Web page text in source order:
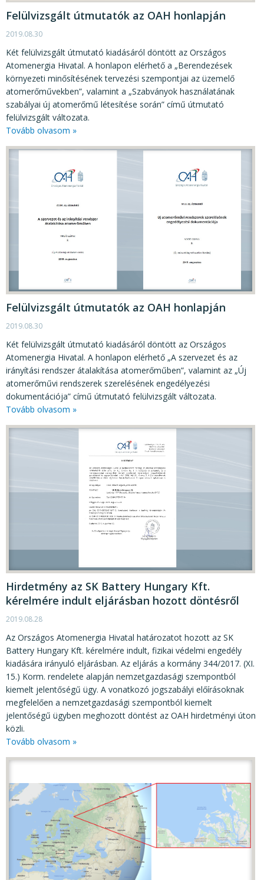
Felülvizsgált útmutatók az OAH honlapján
2019.08.30
Két felülvizsgált útmutató kiadásáról döntött az Országos
Atomenergia Hivatal. A honlapon elérhető a „Berendezések
környezeti minősítésének tervezési szempontjai az üzemelő
atomerőművekben”, valamint a „Szabványok használatának
szabályai új atomerőmű létesítése során” című útmutató
felülvizsgált változata.
Tovább olvasom »
Felülvizsgált útmutatók az OAH honlapján
2019.08.30
Két felülvizsgált útmutató kiadásáról döntött az Országos
Atomenergia Hivatal. A honlapon elérhető „A szervezet és az
irányítási rendszer átalakítása atomerőműben”, valamint az „Új
atomerőművi rendszerek szerelésének engedélyezési
dokumentációja” című útmutató felülvizsgált változata.
Tovább olvasom »
Hirdetmény az SK Battery Hungary Kft.
kérelmére indult eljárásban hozott döntésről
2019.08.28
Az Országos Atomenergia Hivatal határozatot hozott az SK
Battery Hungary Kft. kérelmére indult, fizikai védelmi engedély
kiadására irányuló eljárásban. Az eljárás a kormány 344/2017. (XI.
15.) Korm. rendelete alapján nemzetgazdasági szempontból
kiemelt jelentőségű ügy. A vonatkozó jogszabályi előírásoknak
megfelelően a nemzetgazdasági szempontból kiemelt
jelentőségű ügyben meghozott döntést az OAH hirdetményi úton
közli.
Tovább olvasom »